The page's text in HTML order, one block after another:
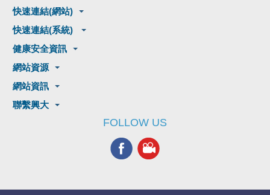
快速連結(網站)
快速連結(系統)
健康安全資訊
網站資源
網站資訊
聯繫興大
FOLLOW US